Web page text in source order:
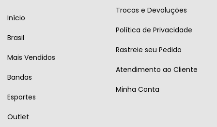
Início
Brasil
Mais Vendidos
Bandas
Esportes
Outlet
Trocas e Devoluções
Política de Privacidade
Rastreie seu Pedido
Atendimento ao Cliente
Minha Conta